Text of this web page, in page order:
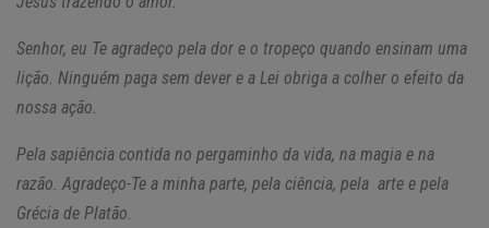
Senhor, eu Te agradeço pela dor e o tropeço quando ensinam uma
lição. Ninguém paga sem dever e a Lei obriga a colher o efeito da
nossa ação.
Pela sapiência contida no pergaminho da vida, na magia e na
razão. Agradeço-Te a minha parte, pela ciência, pela arte e pela
Grécia de Platão.